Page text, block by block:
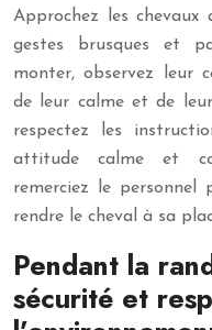
Approchez les chevaux
gestes brusques et
monter, observez leur
de leur calme et de
respectez les
attitude calme et
remerciez le
rendre le cheval à sa
Pendant la
sécurité et